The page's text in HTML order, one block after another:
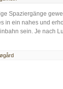
Spaziergänge
in ein nahes und
sein. Je nach